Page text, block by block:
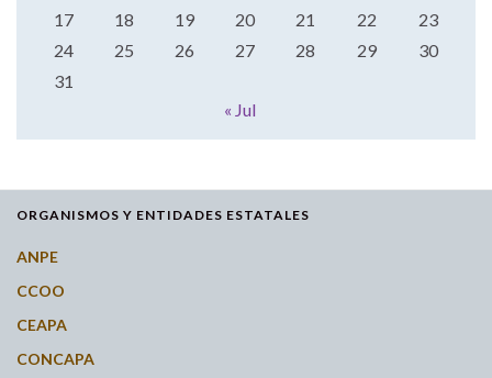
17
18 19 20 21 22
23
24
25 26 27 28 29
30
31
« Jul
ORGANISMOS Y ENTIDADES ESTATALES
ANPE
CCOO
CEAPA
CONCAPA